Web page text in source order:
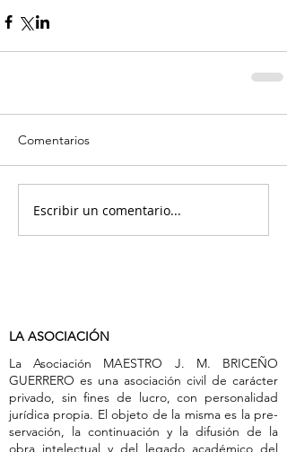
Comentarios
Escribir un comentario...
LA ASOCIACIÓN
La Asociación MAESTRO J. M. BRICEÑO
GUERRERO es una asociación civil de carác­ter
privado, sin fines de lucro, con personalidad
jurídica propia. El objeto de la misma es la pre­
servación, la continuación y la difusión de la
obra intelectual y del legado académico del